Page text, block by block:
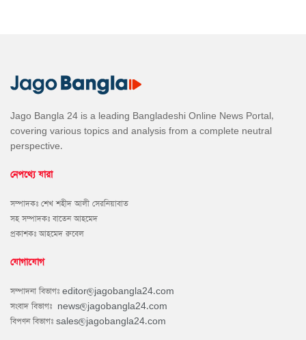
Jago Bangla 24 is a leading Bangladeshi Online News Portal,
covering various topics and analysis from a complete neutral
perspective.
নেপথ্যে যারা
সম্পাদকঃ শেখ শহীদ আলী সেরনিয়াবাত
সহ সম্পাদকঃ বাতেন আহমেদ
প্রকাশকঃ আহমেদ রুবেল
যোগাযোগ
সম্পাদনা বিভাগঃ editor@jagobangla24.com
সংবাদ বিভাগঃ news@jagobangla24.com
বিপণন বিভাগঃ sales@jagobangla24.com